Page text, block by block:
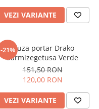
VEZI VARIANTE
-21%Bluza portar Drako
Sarmizegetusa Verde
151,50 RON
120,00 RON
VEZI VARIANTE